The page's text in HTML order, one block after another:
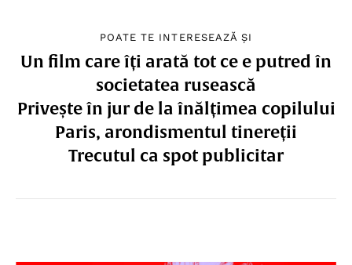
POATE TE INTERESEAZĂ ȘI
Un film care îți arată tot ce e putred în
societatea rusească
Privește în jur de la înălțimea copilului
Paris, arondismentul tinereții
Trecutul ca spot publicitar